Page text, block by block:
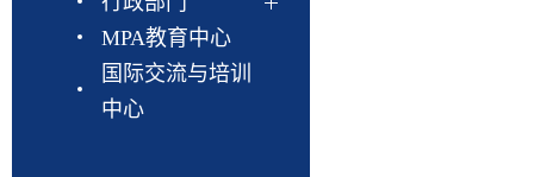
MPA教育中心
国际交流与培训
中心